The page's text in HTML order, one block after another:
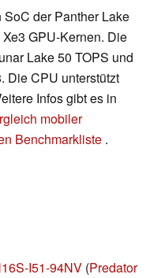
der Panther Lake
GPU-Kernen. Die
Lake 50 TOPS und
Die CPU unterstützt
Infos gibt es in
mobiler
Benchmarkliste .
I51-94NV (Predator